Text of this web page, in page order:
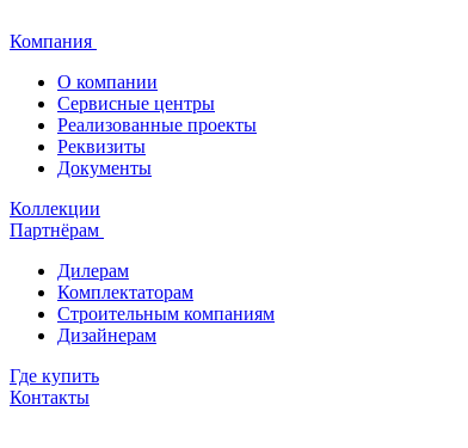
Компания
О компании
Сервисные центры
Реализованные проекты
Реквизиты
Документы
Коллекции
Партнёрам
Дилерам
Комплектаторам
Строительным компаниям
Дизайнерам
Где купить
Контакты